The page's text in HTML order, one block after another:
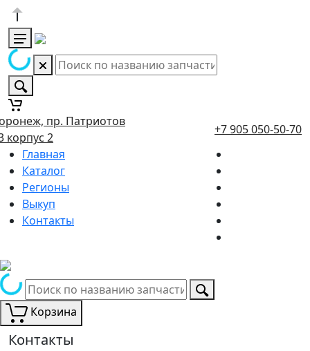
пр. Патриотов
корпус 2
+7 905 050-50-70
Главная
Каталог
Регионы
Выкуп
Контакты
Корзина
Контакты